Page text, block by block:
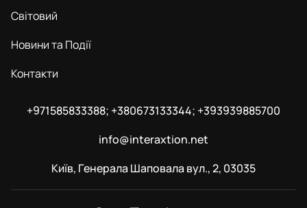
Світовий
Новини та Події
Контакти
+971585833388; +380673133344; +393939885700
info@interaxtion.net
Київ, Генерала Шаповала вул., 2, 03035